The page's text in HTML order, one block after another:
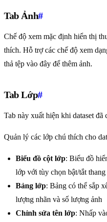
Tab Ảnh#
Chế độ xem mặc định hiển thị
thích. Hỗ trợ các chế độ xem
thả tệp vào đây để thêm ảnh.
Tab Lớp#
Tab này xuất hiện khi dataset đã
Quản lý các lớp chú thích cho
Biểu đồ cột lớp: Biểu đồ
lớp với tùy chọn bật/tắt
Bảng lớp: Bảng có thể sắp
lượng nhãn và số lượng ảnh
Chỉnh sửa tên lớp: Nhấp